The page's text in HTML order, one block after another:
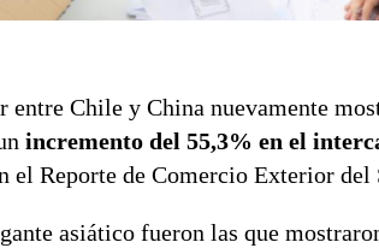
Chile y China nuevamente
incremento del 55,3% en el
el Reporte de Comercio Exterior
asiático fueron las que